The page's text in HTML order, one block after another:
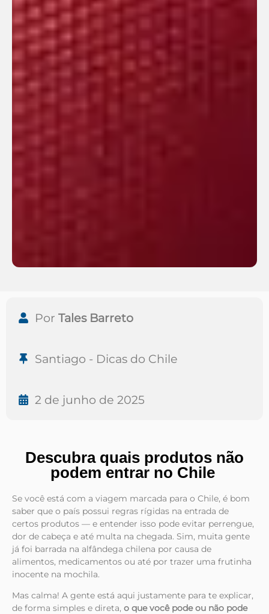
Por Tales Barreto
Santiago - Dicas do Chile
2 de junho de 2025
Descubra quais produtos não
podem entrar no Chile
Se você está com a viagem marcada para o Chile, é bom
saber que o país possui regras rígidas na entrada de
certos produtos — e entender isso pode evitar perrengue,
dor de cabeça e até multa na chegada. Sim, muita gente
já foi barrada na alfândega chilena por causa de
alimentos, medicamentos ou até por trazer uma frutinha
inocente na mochila.
Mas calma! A gente está aqui justamente para te explicar,
de forma simples e direta, o que você pode ou não pode